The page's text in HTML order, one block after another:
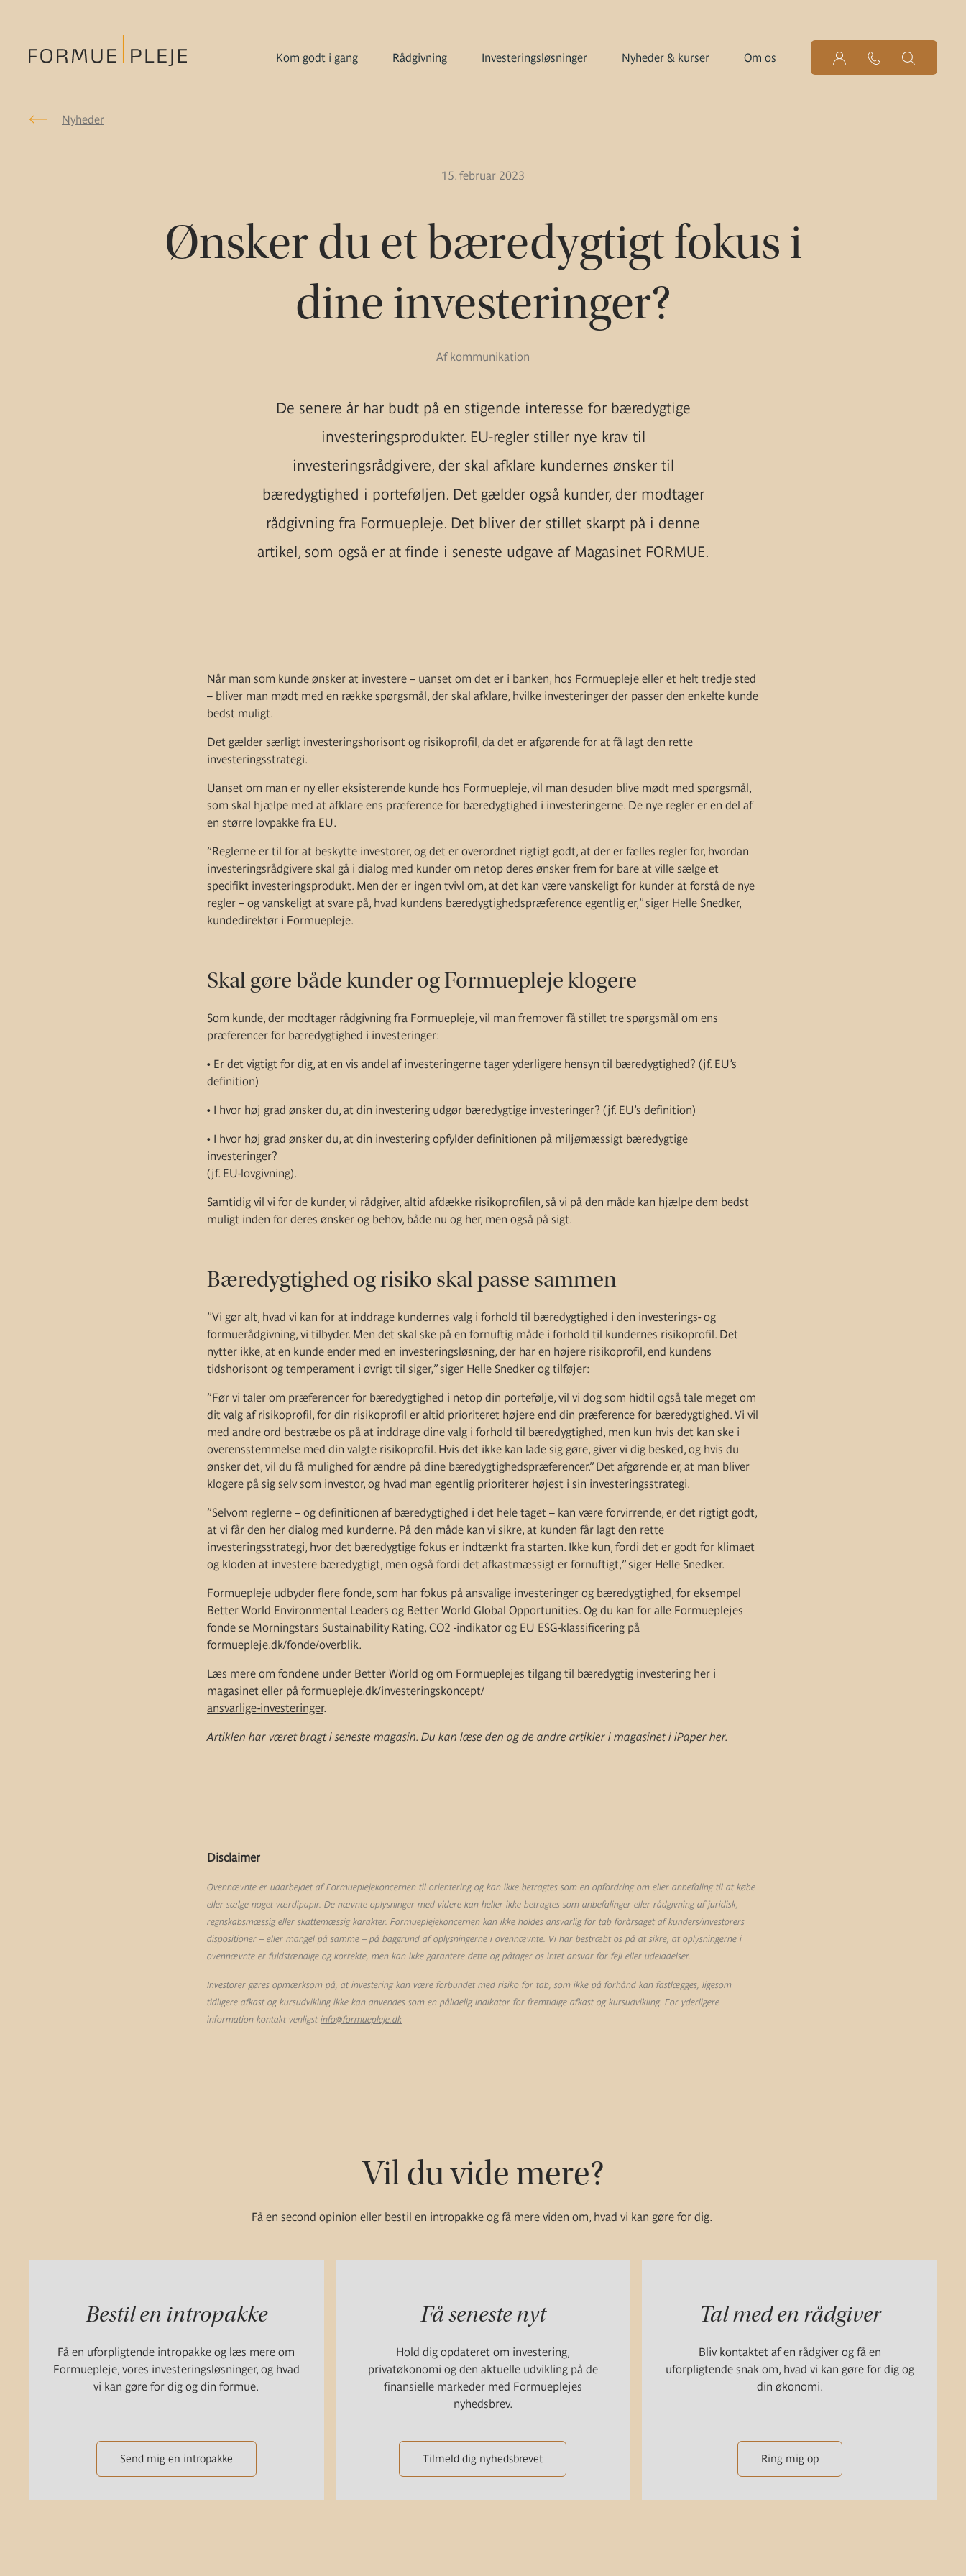
Kom godt i gang Rådgivning Investeringsløsninger Nyheder & kurser Om os
Nyheder
15. februar 2023
Ønsker du et bæredygtigt fokus i
dine investeringer?
Af kommunikation
De senere år har budt på en stigende interesse for bæredygtige
investeringsprodukter. EU-regler stiller nye krav til
investeringsrådgivere, der skal afklare kundernes ønsker til
bæredygtighed i porteføljen. Det gælder også kunder, der modtager
rådgivning fra Formuepleje. Det bliver der stillet skarpt på i denne
artikel, som også er at finde i seneste udgave af Magasinet FORMUE.
Når man som kunde ønsker at investere – uanset om det er i banken, hos Formuepleje eller et helt tredje sted
– bliver man mødt med en række spørgsmål, der skal afklare, hvilke investeringer der passer den enkelte kunde
bedst muligt.
Det gælder særligt investeringshorisont og risikoprofil, da det er afgørende for at få lagt den rette
investeringsstrategi.
Uanset om man er ny eller eksisterende kunde hos Formuepleje, vil man desuden blive mødt med spørgsmål,
som skal hjælpe med at afklare ens præference for bæredygtighed i investeringerne. De nye regler er en del af
en større lovpakke fra EU.
”Reglerne er til for at beskytte investorer, og det er overordnet rigtigt godt, at der er fælles regler for, hvordan
investeringsrådgivere skal gå i dialog med kunder om netop deres ønsker frem for bare at ville sælge et
specifikt investeringsprodukt. Men der er ingen tvivl om, at det kan være vanskeligt for kunder at forstå de nye
regler – og vanskeligt at svare på, hvad kundens bæredygtighedspræference egentlig er,” siger Helle Snedker,
kundedirektør i Formuepleje.
Skal gøre både kunder og Formuepleje klogere
Som kunde, der modtager rådgivning fra Formuepleje, vil man fremover få stillet tre spørgsmål om ens
præferencer for bæredygtighed i investeringer:
• Er det vigtigt for dig, at en vis andel af investeringerne tager yderligere hensyn til bæredygtighed? (jf. EU’s
definition)
• I hvor høj grad ønsker du, at din investering udgør bæredygtige investeringer? (jf. EU’s definition)
• I hvor høj grad ønsker du, at din investering opfylder definitionen på miljømæssigt bæredygtige
investeringer?
(jf. EU-lovgivning).
Samtidig vil vi for de kunder, vi rådgiver, altid afdække risikoprofilen, så vi på den måde kan hjælpe dem bedst
muligt inden for deres ønsker og behov, både nu og her, men også på sigt.
Bæredygtighed og risiko skal passe sammen
”Vi gør alt, hvad vi kan for at inddrage kundernes valg i forhold til bæredygtighed i den investerings- og
formuerådgivning, vi tilbyder. Men det skal ske på en fornuftig måde i forhold til kundernes risikoprofil. Det
nytter ikke, at en kunde ender med en investeringsløsning, der har en højere risikoprofil, end kundens
tidshorisont og temperament i øvrigt til siger,” siger Helle Snedker og tilføjer:
”Før vi taler om præferencer for bæredygtighed i netop din portefølje, vil vi dog som hidtil også tale meget om
dit valg af risikoprofil, for din risikoprofil er altid prioriteret højere end din præference for bæredygtighed. Vi vil
med andre ord bestræbe os på at inddrage dine valg i forhold til bæredygtighed, men kun hvis det kan ske i
overensstemmelse med din valgte risikoprofil. Hvis det ikke kan lade sig gøre, giver vi dig besked, og hvis du
ønsker det, vil du få mulighed for ændre på dine bæredygtighedspræferencer.” Det afgørende er, at man bliver
klogere på sig selv som investor, og hvad man egentlig prioriterer højest i sin investeringsstrategi.
”Selvom reglerne – og definitionen af bæredygtighed i det hele taget – kan være forvirrende, er det rigtigt godt,
at vi får den her dialog med kunderne. På den måde kan vi sikre, at kunden får lagt den rette
investeringsstrategi, hvor det bæredygtige fokus er indtænkt fra starten. Ikke kun, fordi det er godt for klimaet
og kloden at investere bæredygtigt, men også fordi det afkastmæssigt er fornuftigt,” siger Helle Snedker.
Formuepleje udbyder flere fonde, som har fokus på ansvalige investeringer og bæredygtighed, for eksempel
Better World Environmental Leaders og Better World Global Opportunities. Og du kan for alle Formueplejes
fonde se Morningstars Sustainability Rating, CO2 -indikator og EU ESG-klassificering på
formuepleje.dk/fonde/overblik.
Læs mere om fondene under Better World og om Formueplejes tilgang til bæredygtig investering her i
magasinet eller på formuepleje.dk/investeringskoncept/
ansvarlige-investeringer.
Artiklen har været bragt i seneste magasin. Du kan læse den og de andre artikler i magasinet i iPaper her.
Disclaimer
Ovennævnte er udarbejdet af Formueplejekoncernen til orientering og kan ikke betragtes som en opfordring om eller anbefaling til at købe
eller sælge noget værdipapir. De nævnte oplysninger med videre kan heller ikke betragtes som anbefalinger eller rådgivning af juridisk,
regnskabsmæssig eller skattemæssig karakter. Formueplejekoncernen kan ikke holdes ansvarlig for tab forårsaget af kunders/investorers
dispositioner – eller mangel på samme – på baggrund af oplysningerne i ovennævnte. Vi har bestræbt os på at sikre, at oplysningerne i
ovennævnte er fuldstændige og korrekte, men kan ikke garantere dette og påtager os intet ansvar for fejl eller udeladelser.
Investorer gøres opmærksom på, at investering kan være forbundet med risiko for tab, som ikke på forhånd kan fastlægges, ligesom
tidligere afkast og kursudvikling ikke kan anvendes som en pålidelig indikator for fremtidige afkast og kursudvikling. For yderligere
information kontakt venligst info@formuepleje.dk
Vil du vide mere?
Få en second opinion eller bestil en intropakke og få mere viden om, hvad vi kan gøre for dig.
Bestil en intropakke
Få en uforpligtende intropakke og læs mere om
Formuepleje, vores investeringsløsninger, og hvad
vi kan gøre for dig og din formue.
Send mig en intropakke
Få seneste nyt
Hold dig opdateret om investering,
privatøkonomi og den aktuelle udvikling på de
finansielle markeder med Formueplejes
nyhedsbrev.
Tilmeld dig nyhedsbrevet
Tal med en rådgiver
Bliv kontaktet af en rådgiver og få en
uforpligtende snak om, hvad vi kan gøre for dig og
din økonomi.
Ring mig op